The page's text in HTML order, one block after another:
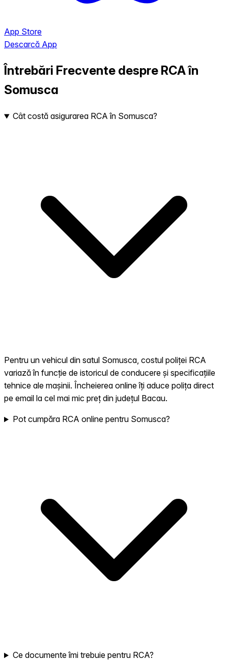
App Store
Descarcă App
Întrebări Frecvente despre RCA în
Somusca
Cât costă asigurarea RCA în Somusca?
Pentru un vehicul din satul Somusca, costul poliței RCA
variază în funcție de istoricul de conducere și specificațiile
tehnice ale mașinii. Încheierea online îți aduce polița direct
pe email la cel mai mic preț din județul Bacau.
Pot cumpăra RCA online pentru Somusca?
Ce documente îmi trebuie pentru RCA?